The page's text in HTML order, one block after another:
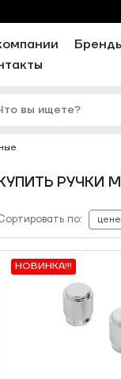
РУЧКИ
по: цене
НОВИНКА!!!